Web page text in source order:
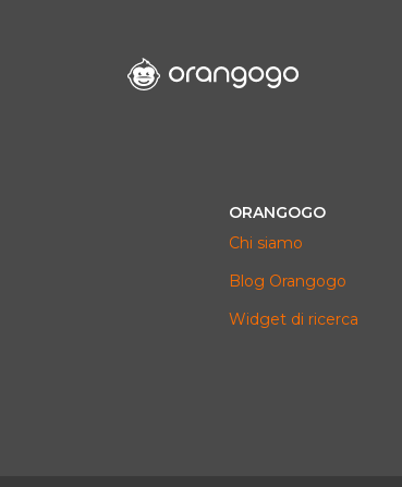
ORANGOGO
Chi siamo
Blog Orangogo
Widget di ricerca